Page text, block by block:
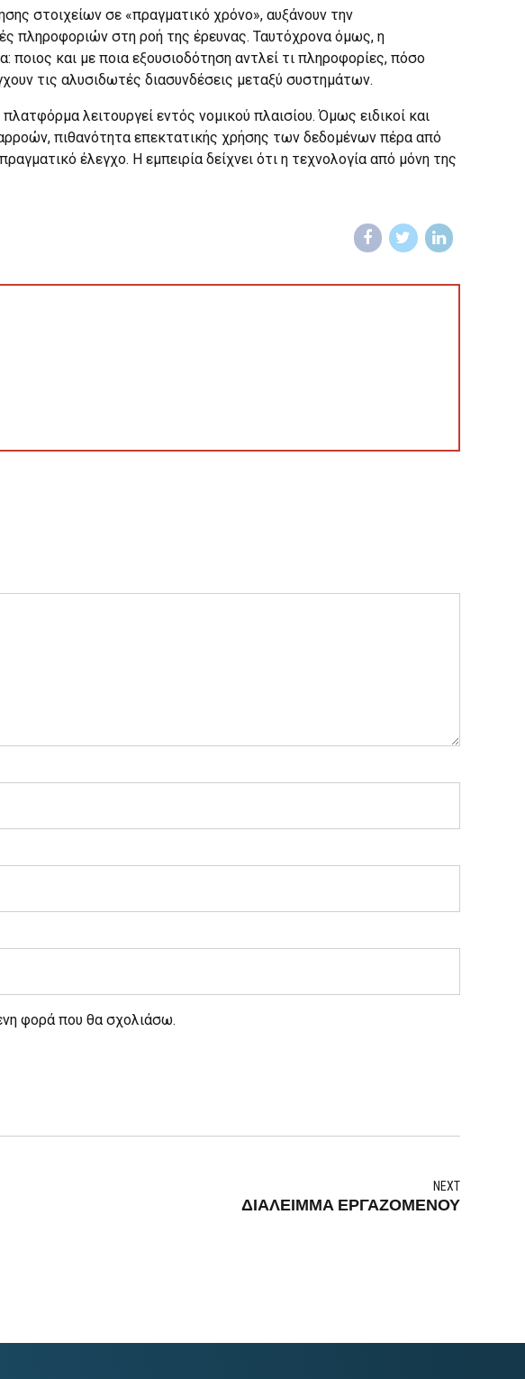
στοιχείων σε «πραγματικό χρόνο», αυξάνουν την
πληροφοριών στη ροή της έρευνας. Ταυτόχρονα όμως, η
και με ποια εξουσιοδότηση αντλεί τι πληροφορίες, πόσο
τις αλυσιδωτές διασυνδέσεις μεταξύ συστημάτων.
πλατφόρμα λειτουργεί εντός νομικού πλαισίου. Όμως ειδικοί και
πιθανότητα επεκτατικής χρήσης των δεδομένων πέρα από
έλεγχο. Η εμπειρία δείχνει ότι η τεχνολογία από μόνη της
φορά που θα σχολιάσω.
NEXT
ΔΙΑΛΕΙΜΜΑ ΕΡΓΑΖΟΜΕΝΟΥ